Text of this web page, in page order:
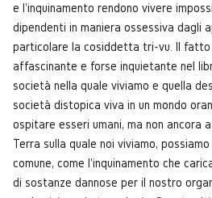
e l'inquinamento rendono vivere
dipendenti in maniera ossessiva dagli
particolare la cosiddetta tri-vu. Il fatto
affascinante e forse inquietante nel
società nella quale viviamo e quella
società distopica viva in un mondo
ospitare esseri umani, ma non ancora
Terra sulla quale noi viviamo,
comune, come l'inquinamento che
di sostanze dannose per il nostro